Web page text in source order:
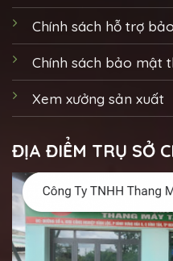
Chính sách hỗ trợ
Chính sách bảo mật
Xem xưởng sản xuất
ĐỊA ĐIỂM TRỤ SỞ